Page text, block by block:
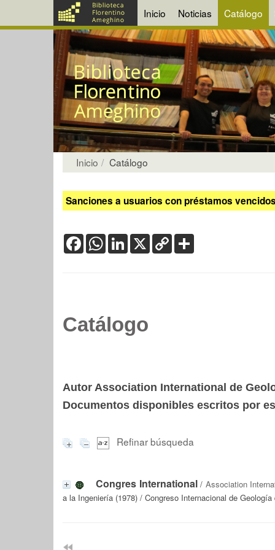
Inicio Noticias Catálogo
Inicio Catálogo
Sanciones a usuarios con préstamos
FacebookWhatsApp
LinkedIn
X Copy
Link
Catálogo
Autor Association International de
Documentos disponibles escritos por
Refinar búsqueda
Congres International/ Association
a la Ingeniería (1978) / Congreso Internacional de